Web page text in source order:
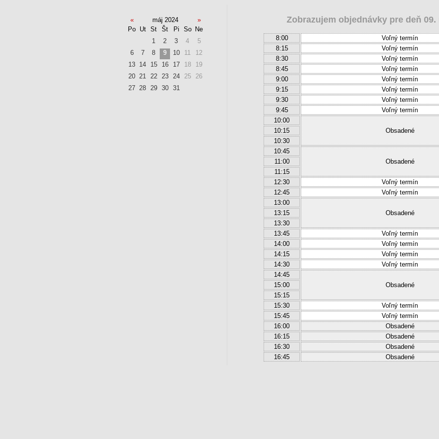
Zobrazujem objednávky pre deň 09.
8:00
Voľný termín
8:15
Voľný termín
8:30
Voľný termín
8:45
Voľný termín
9:00
Voľný termín
9:15
Voľný termín
9:30
Voľný termín
9:45
Voľný termín
10:00
Obsadené
10:15
10:30
10:45
Obsadené
11:00
11:15
12:30
Voľný termín
12:45
Voľný termín
13:00
Obsadené
13:15
13:30
13:45
Voľný termín
14:00
Voľný termín
14:15
Voľný termín
14:30
Voľný termín
14:45
Obsadené
15:00
15:15
15:30
Voľný termín
15:45
Voľný termín
16:00
Obsadené
16:15
Obsadené
16:30
Obsadené
16:45
Obsadené
« máj 2024
»
Po Ut St Št Pi So
Ne
1
2 3 4
5
6
7 8 9 10 11
12
13 14 15 16 17 18
19
20 21 22 23 24 25
26
27 28 29 30 31